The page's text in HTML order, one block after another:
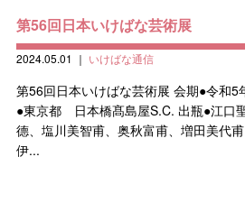
第56回日本いけばな芸術展
2024.05.01 ｜ いけばな通信
第56回日本いけばな芸術展 会期●令和
●東京都 日本橋髙島屋S.C. 出瓶●江口
德、塩川美智甫、奥秋富甫、増田美代甫
伊...